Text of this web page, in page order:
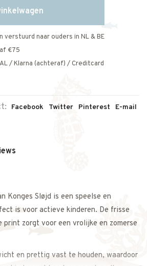
verstuurd naar ouders in NL & BE
€75
/ Klarna (achteraf) / Creditcard
Facebook Twitter Pinterest E-mail
Konges Sløjd is een speelse en
is voor actieve kinderen. De frisse
print zorgt voor een vrolijke en zomerse
en prettig vast te houden, waardoor